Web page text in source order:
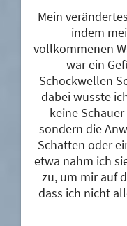
Mein
indem
vollkommenen
war ein
Schockwellen
dabei wusste
keine
sondern die
Schatten oder
etwa nahm ich
zu, um mir auf
dass ich nicht